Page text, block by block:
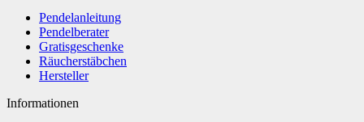
Pendelanleitung
Pendelberater
Gratisgeschenke
Räucherstäbchen
Hersteller
Informationen